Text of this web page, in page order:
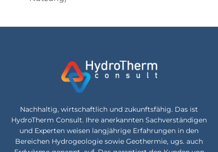
Nachhaltig, wirtschaftlich und zukunftsfähig. Das ist
HydroTherm Consult. Ihre anerkannten Sachverständigen
und Experten weisen langjährige Erfahrungen in den
Bereichen Hydrogeologie sowie Geothermie, ugs. auch